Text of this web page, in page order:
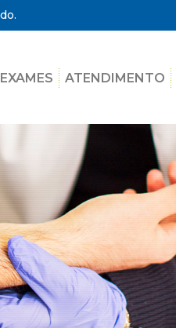
EXAMES ATENDIMENTO